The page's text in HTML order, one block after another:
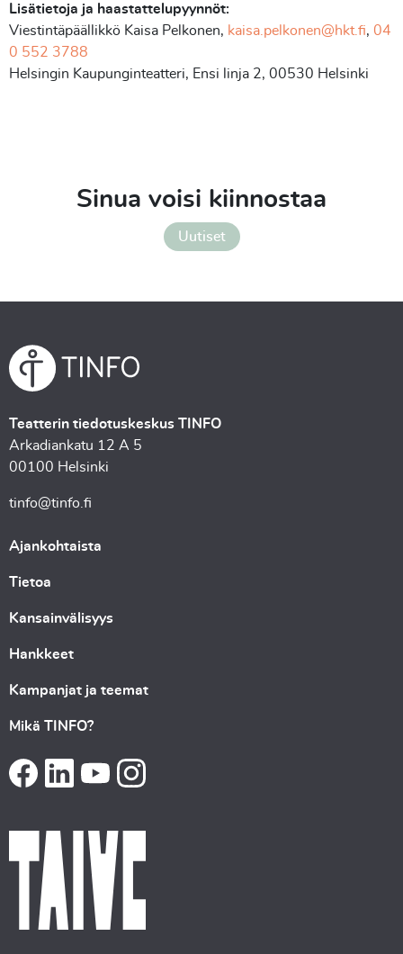
Lisätietoja ja haastattelupyynnöt:
Viestintäpäällikkö Kaisa Pelkonen, kaisa.pelkonen@hkt.fi, 04
0 552 3788
Helsingin Kaupunginteatteri, Ensi linja 2, 00530 Helsinki
Sinua voisi kiinnostaa
Uutiset
Teatterin tiedotuskeskus TINFO
Arkadiankatu 12 A 5
00100 Helsinki
tinfo@tinfo.fi
Ajankohtaista
Tietoa
Kansainvälisyys
Hankkeet
Kampanjat ja teemat
Mikä TINFO?